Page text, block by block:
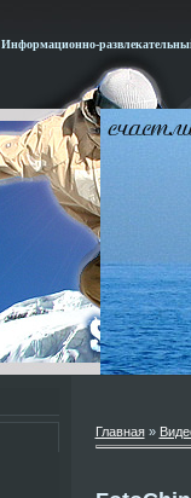
Информационно-
Главная»